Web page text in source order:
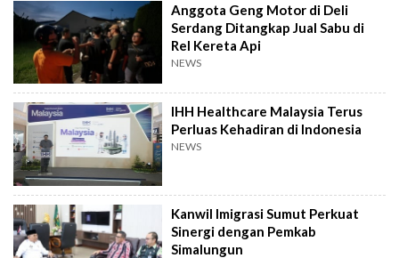
Anggota Geng Motor di Deli
Serdang Ditangkap Jual Sabu di
Rel Kereta Api
NEWS
IHH Healthcare Malaysia Terus
Perluas Kehadiran di Indonesia
NEWS
Kanwil Imigrasi Sumut Perkuat
Sinergi dengan Pemkab
Simalungun